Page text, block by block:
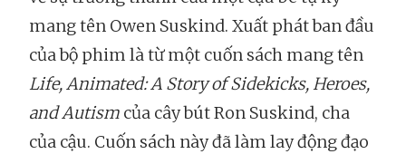
mang tên Owen Suskind. Xuất phát ban đầu
của bộ phim là từ một cuốn sách mang tên
Life, Animated: A Story of Sidekicks, Heroes,
and Autism của cây bút Ron Suskind, cha
của cậu. Cuốn sách này đã làm lay động đạo